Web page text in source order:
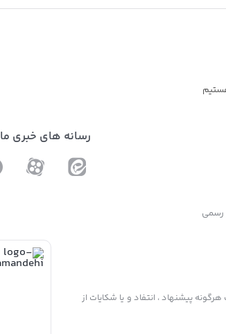
سولونیکس Solonix
رسمی
رسانه های خبری ما
پیشنهاد ، انتفاد و یا شکایات از